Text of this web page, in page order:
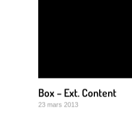
Box – Ext. Content
23 mars 2013